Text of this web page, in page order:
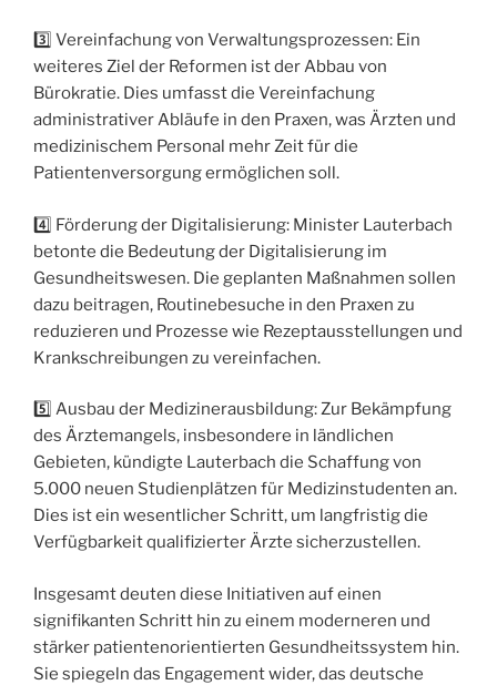
3️⃣ Vereinfachung von Verwaltungsprozessen: Ein
weiteres Ziel der Reformen ist der Abbau von
Bürokratie. Dies umfasst die Vereinfachung
administrativer Abläufe in den Praxen, was Ärzten und
medizinischem Personal mehr Zeit für die
Patientenversorgung ermöglichen soll.
4️⃣ Förderung der Digitalisierung: Minister Lauterbach
betonte die Bedeutung der Digitalisierung im
Gesundheitswesen. Die geplanten Maßnahmen sollen
dazu beitragen, Routinebesuche in den Praxen zu
reduzieren und Prozesse wie Rezeptausstellungen und
Krankschreibungen zu vereinfachen.
5️⃣ Ausbau der Medizinerausbildung: Zur Bekämpfung
des Ärztemangels, insbesondere in ländlichen
Gebieten, kündigte Lauterbach die Schaffung von
5.000 neuen Studienplätzen für Medizinstudenten an.
Dies ist ein wesentlicher Schritt, um langfristig die
Verfügbarkeit qualifizierter Ärzte sicherzustellen.
Insgesamt deuten diese Initiativen auf einen
signifikanten Schritt hin zu einem moderneren und
stärker patientenorientierten Gesundheitssystem hin.
Sie spiegeln das Engagement wider, das deutsche